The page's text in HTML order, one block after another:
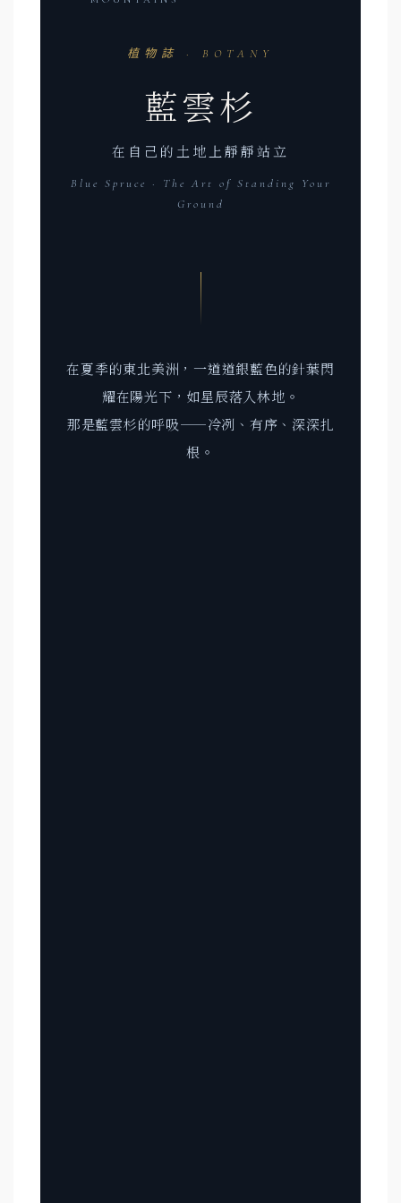
植物誌 · BOTANY
藍雲杉
在自己的土地上靜靜站立
Blue Spruce · The Art of Standing Your
Ground
在夏季的東北美洲，一道道銀藍色的針葉閃
耀在陽光下，如星辰落入林地。
那是藍雲杉的呼吸——冷冽、有序、深深扎
根。